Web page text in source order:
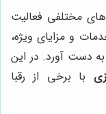
مختلفی فعالیت
و مزایای ویژه،
به دست آورد. در این
با برخی از رقبا